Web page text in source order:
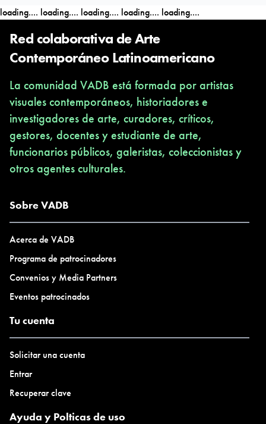
loading.... loading.... loading.... loading.... loading....
Red colaborativa de Arte
Contemporáneo Latinoamericano
La comunidad VADB está formada por artistas
visuales contemporáneos, historiadores e
investigadores de arte, curadores, críticos,
gestores, docentes y estudiante de arte,
funcionarios públicos, galeristas, coleccionistas y
otros agentes culturales.
Sobre VADB
Acerca de VADB
Programa de patrocinadores
Convenios y Media Partners
Eventos patrocinados
Tu cuenta
Solicitar una cuenta
Entrar
Recuperar clave
Ayuda y Polticas de uso